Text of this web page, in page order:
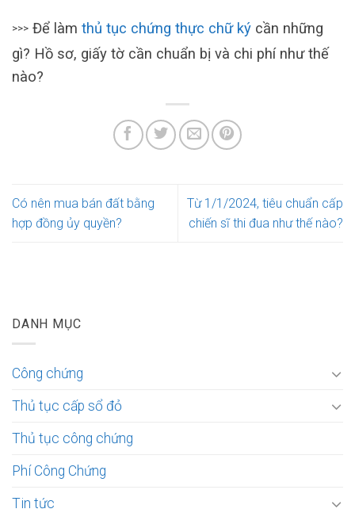
>>> Để làm thủ tục chứng thực chữ ký cần những
gì? Hồ sơ, giấy tờ cần chuẩn bị và chi phí như thế
nào?
Có nên mua bán đất bằng
hợp đồng ủy quyền?
Từ 1/1/2024, tiêu chuẩn cấp
chiến sĩ thi đua như thế nào?
DANH MỤC
Công chứng
Thủ tục cấp sổ đỏ
Thủ tục công chứng
Phí Công Chứng
Tin tức